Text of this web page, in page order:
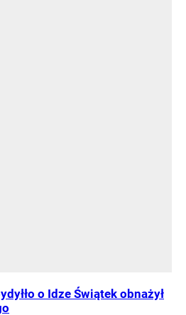
o Idze Świątek obnażył